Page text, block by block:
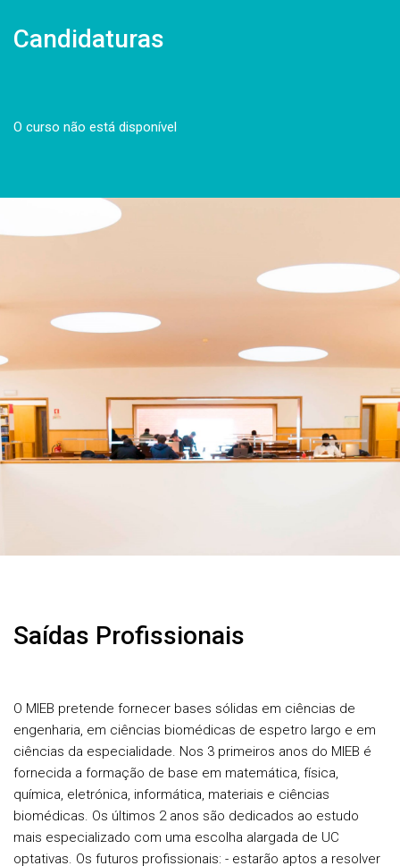
Candidaturas
O curso não está disponível
Saídas Profissionais
O MIEB pretende fornecer bases sólidas em ciências de
engenharia, em ciências biomédicas de espetro largo e em
ciências da especialidade. Nos 3 primeiros anos do MIEB é
fornecida a formação de base em matemática, física,
química, eletrónica, informática, materiais e ciências
biomédicas. Os últimos 2 anos são dedicados ao estudo
mais especializado com uma escolha alargada de UC
optativas. Os futuros profissionais: - estarão aptos a resolver